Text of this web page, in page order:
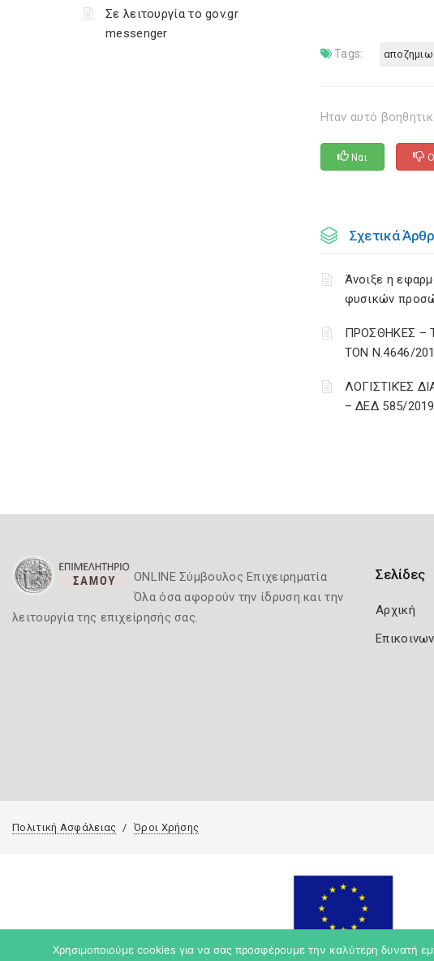
Σε λειτουργία το gov.gr
messenger
Tags:
Ηταν αυτό
Ναι
Σχετικά
Άνοιξε η
φυσικών
ΠΡΟΣΘΗΚΕΣ –
ΤΟΝ Ν.4646/
ΛΟΓΙΣΤΙΚΈΣ
– ΔΕΔ 585/2019
ONLINE Σύμβουλος Επιχειρηματία
Όλα όσα αφορούν την ίδρυση και την
λειτουργία της επιχείρησής σας.
Σελίδες
Αρχική
Πολιτική Ασφάλειας Όροι Χρήσης
Χρησιμοποιούμε cookies για να σας προσφέρουμε την καλύτερη δυνατή